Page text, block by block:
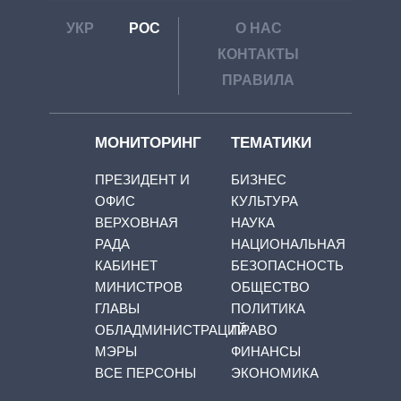
УКР РОС
О НАС
КОНТАКТЫ
ПРАВИЛА
МОНИТОРИНГ
ПРЕЗИДЕНТ И
ОФИС
ВЕРХОВНАЯ
РАДА
КАБИНЕТ
МИНИСТРОВ
ГЛАВЫ
ОБЛАДМИНИСТРАЦИЙ
МЭРЫ
ВСЕ ПЕРСОНЫ
ТЕМАТИКИ
БИЗНЕС
КУЛЬТУРА
НАУКА
НАЦИОНАЛЬНАЯ
БЕЗОПАСНОСТЬ
ОБЩЕСТВО
ПОЛИТИКА
ПРАВО
ФИНАНСЫ
ЭКОНОМИКА